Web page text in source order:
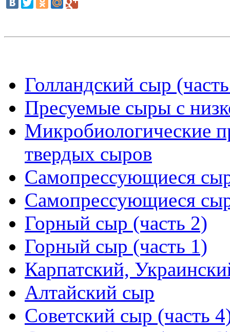
Голландский сыр
Пресуемые сыры с
Микробиологические
твердых сыров
Самопрессующиеся
Самопрессующиеся
Горный сыр (часть 2)
Горный сыр (часть 1)
Карпатский,
Алтайский сыр
Советский сыр (часть